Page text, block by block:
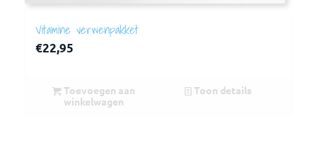
Vitamine verwenpakket
€22,95
Toevoegen aan
winkelwagen
Toon details